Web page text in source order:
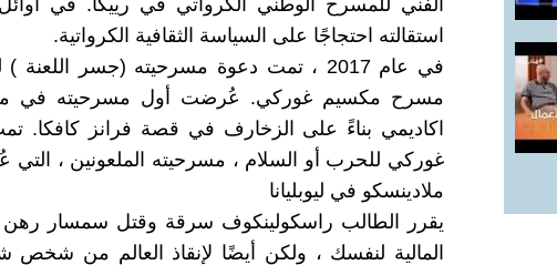
استقالته احتجاجًا على السياسة الثقافية الكرواتية.
في عام 2017 ، تمت دعوة مسرحيته (جسر
مسرح مكسيم غوركي. عُرضت أول مسرحيته في
اكاديمي بناءً على الزخارف في قصة فرانز كافكا.
غوركي للحرب أو السلام ، مسرحيته الملعونين ،
ملادينسكو في ليوبليانا
يقرر الطالب راسكولينكوف سرقة وقتل سمسار رهن
المالية لنفسك ، ولكن أيضًا لإنقاذ العالم من